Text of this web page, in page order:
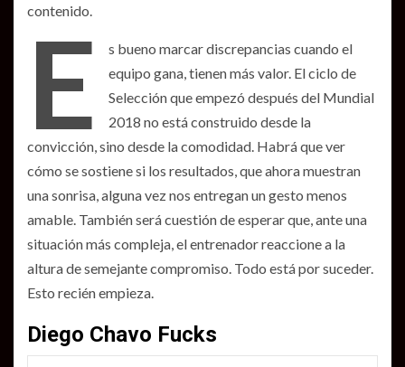
contenido.
E
s bueno marcar discrepancias cuando el
equipo gana, tienen más valor. El ciclo de
Selección que empezó después del Mundial
2018 no está construido desde la
convicción, sino desde la comodidad. Habrá que ver
cómo se sostiene si los resultados, que ahora muestran
una sonrisa, alguna vez nos entregan un gesto menos
amable. También será cuestión de esperar que, ante una
situación más compleja, el entrenador reaccione a la
altura de semejante compromiso. Todo está por suceder.
Esto recién empieza.
Diego Chavo Fucks